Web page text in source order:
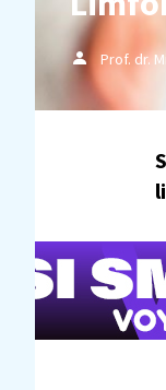
Prof. dr.